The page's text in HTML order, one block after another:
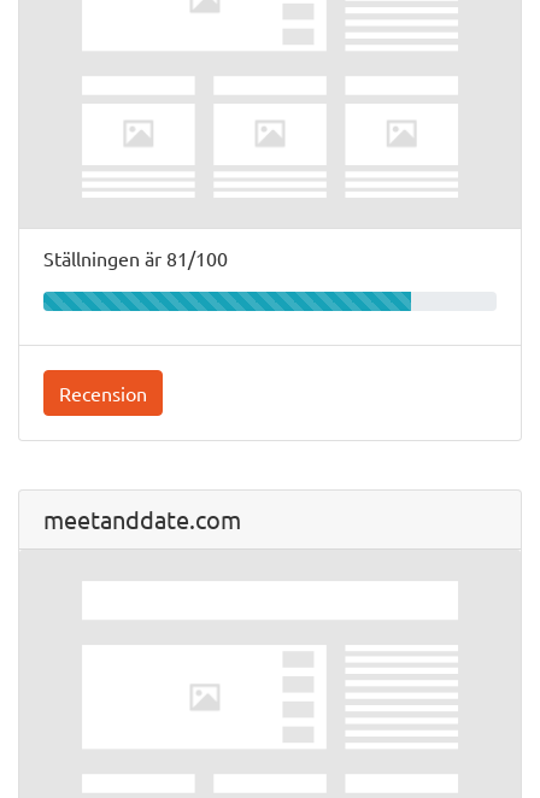
Ställningen är 81/100
Recension
meetanddate.com